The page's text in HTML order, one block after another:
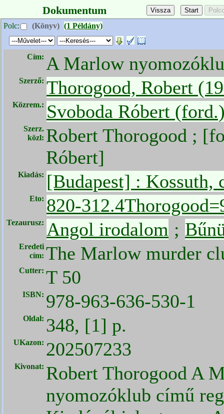
Dokumentum
Polc: (Könyv) (1 Példány)
Cím: A Marlow
Szerző: Thorogood, Robert
Közrem.: Svoboda Róbert
Szerz.
közl: Robert Thorogood ;
Róbert]
Kiadás: [Budapest] : Kossuth,
Eto: 820-
Tezaurusz: Angol irodalom ;
Eredeti
cím: The Marlow murder
Cutter: T 50
ISBN: 978-963-636-530-1
Oldal: 348, [1] p.
UKazon: 202507233
Kivonat: Robert Thorogood A
nyomozóklub című